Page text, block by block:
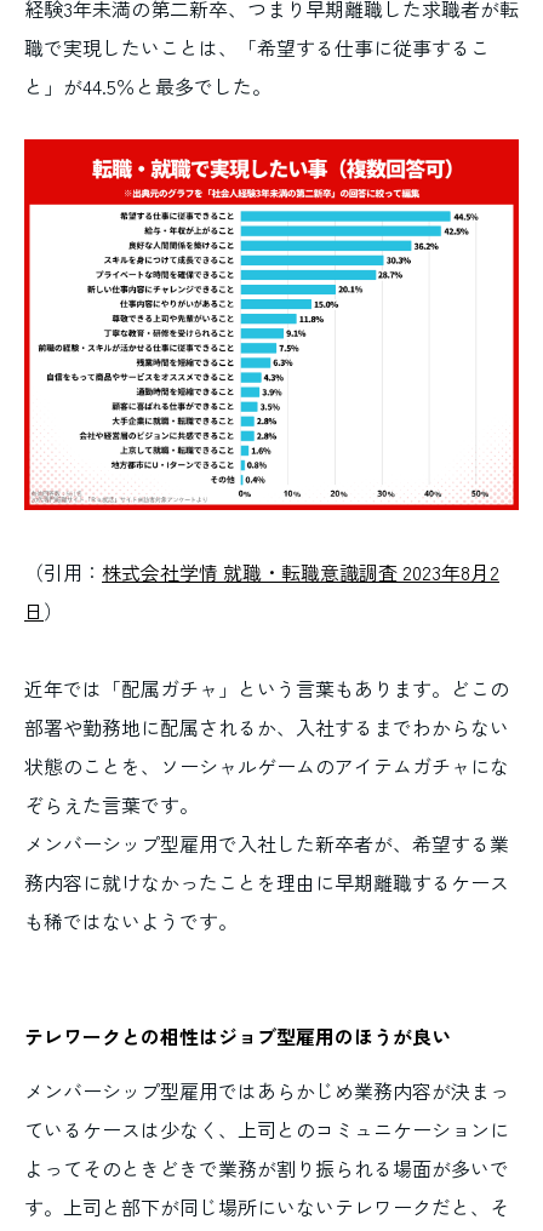
経験3年未満の第二新卒、つまり早期離職した求職者が転
職で実現したいことは、「希望する仕事に従事するこ
と」が44.5％と最多でした。
（引用： 株式会社学情 就職・転職意識調査 2023年8月2
日 ）
近年では「配属ガチャ」という言葉もあります。どこの
部署や勤務地に配属されるか、入社するまでわからない
状態のことを、ソーシャルゲームのアイテムガチャにな
ぞらえた言葉です。
メンバーシップ型雇用で入社した新卒者が、希望する業
務内容に就けなかったことを理由に早期離職するケース
も稀ではないようです。
テレワークとの相性はジョブ型雇用のほうが良い
メンバーシップ型雇用ではあらかじめ業務内容が決まっ
ているケースは少なく、上司とのコミュニケーションに
よってそのときどきで業務が割り振られる場面が多いで
す。上司と部下が同じ場所にいないテレワークだと、そ